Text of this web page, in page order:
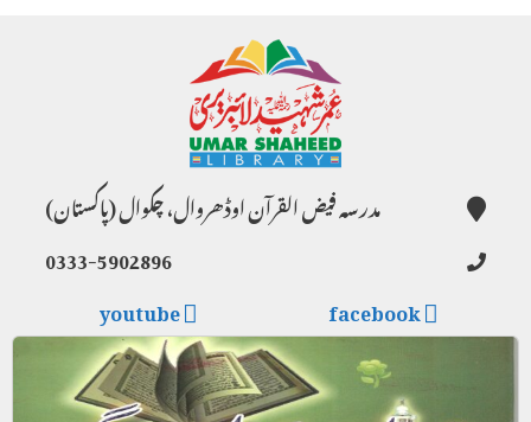
مدرسہ فیض القرآن اوڈھروال، چکوال (پاکستان)
0333-5902896
facebook
youtube